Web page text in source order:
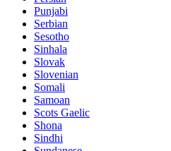
Punjabi
Serbian
Sesotho
Sinhala
Slovak
Slovenian
Somali
Samoan
Scots Gaelic
Shona
Sindhi